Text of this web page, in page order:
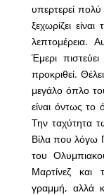
υπερτερεί
ξεχωρίζει
λεπτομέρεια.
Έμερι
προκριθεί.
μεγάλο όπλο
είναι όντως το
Την ταχύτητα
Βίλα που λόγω
του
Μαρτίνεζ και
γραμμή, αλλά